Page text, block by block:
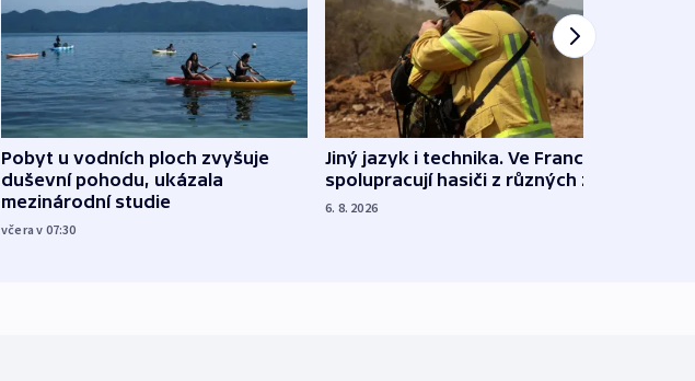
Pobyt u vodních ploch zvyšuje
duševní pohodu, ukázala
mezinárodní studie
včera v 07:30
Jiný jazyk i technika. Ve Francii
spolupracují hasiči z různých zemí
6. 8. 2026